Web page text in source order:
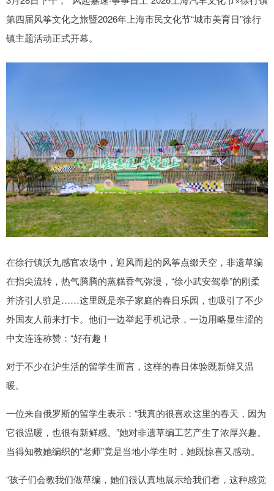
第四届风筝文化之旅暨2026年上海市民文化节“城市美育日”徐行
镇主题活动正式开幕。
在徐行镇沃九感官农场中，迎风而起的风筝点缀天空，非遗草编
在指尖流转，热气腾腾的蒸糕香气弥漫，“徐小武安驾拳”的刚柔
并济引人驻足……这里既是亲子家庭的春日乐园，也吸引了不少
外国友人前来打卡。他们一边举起手机记录，一边用略显生涩的
中文连连称赞：“好有趣！
对于不少在沪生活的留学生而言，这样的春日体验既新鲜又温
暖。
一位来自俄罗斯的留学生表示：“我真的很喜欢这里的春天，因为
它很温暖，也很有新鲜感。”她对非遗草编工艺产生了浓厚兴趣。
当得知教她编织的“老师”竟是当地小学生时，她既惊喜又感动。
“孩子们会教我们做草编，她们很认真地展示给我们看，这种感觉